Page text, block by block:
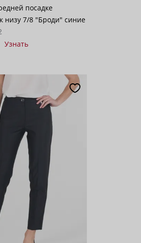
посадке
низу 7/8 "Броди" синие
Узнать